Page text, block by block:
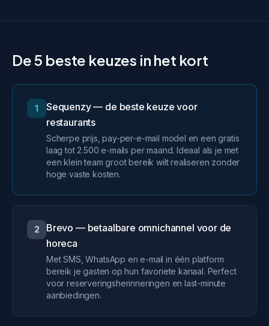
De 5 beste keuzes in het kort
1
Sequenzy — de beste keuze voor
restaurants
Scherpe prijs, pay-per-e-mail model en een gratis
laag tot 2.500 e-mails per maand. Ideaal als je met
een klein team groot bereik wilt realiseren zonder
hoge vaste kosten.
2
Brevo — betaalbare omnichannel voor de
horeca
Met SMS, WhatsApp en e-mail in één platform
bereik je gasten op hun favoriete kanaal. Perfect
voor reserveringsherinneringen en last-minute
aanbiedingen.